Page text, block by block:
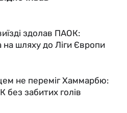
здолав ПАОК:
на шляху до Ліги Європи
не переміг Хаммарбю:
без забитих голів